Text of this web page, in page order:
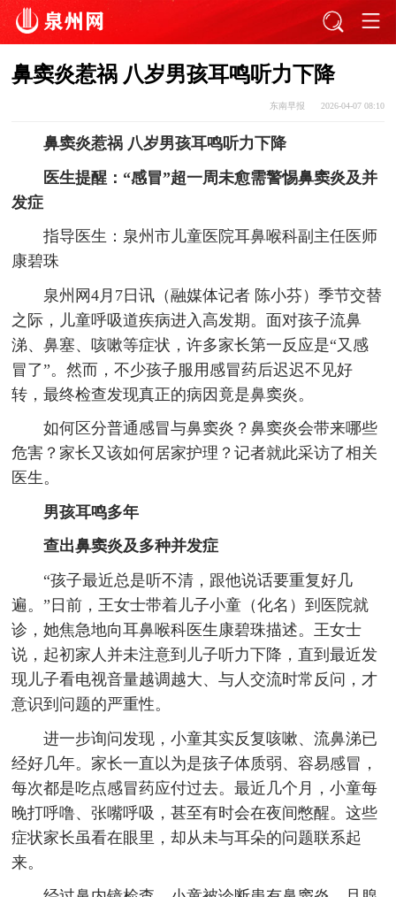
鼻窦炎惹祸 八岁男孩耳鸣听力下降
东南早报 2026-04-07 08:10
鼻窦炎惹祸 八岁男孩耳鸣听力下降
医生提醒：“感冒”超一周未愈需警惕鼻窦炎及并
发症
指导医生：泉州市儿童医院耳鼻喉科副主任医师
康碧珠
泉州网4月7日讯（融媒体记者 陈小芬）季节交替
之际，儿童呼吸道疾病进入高发期。面对孩子流鼻
涕、鼻塞、咳嗽等症状，许多家长第一反应是“又感
冒了”。然而，不少孩子服用感冒药后迟迟不见好
转，最终检查发现真正的病因竟是鼻窦炎。
如何区分普通感冒与鼻窦炎？鼻窦炎会带来哪些
危害？家长又该如何居家护理？记者就此采访了相关
医生。
男孩耳鸣多年
查出鼻窦炎及多种并发症
“孩子最近总是听不清，跟他说话要重复好几
遍。”日前，王女士带着儿子小童（化名）到医院就
诊，她焦急地向耳鼻喉科医生康碧珠描述。王女士
说，起初家人并未注意到儿子听力下降，直到最近发
现儿子看电视音量越调越大、与人交流时常反问，才
意识到问题的严重性。
进一步询问发现，小童其实反复咳嗽、流鼻涕已
经好几年。家长一直以为是孩子体质弱、容易感冒，
每次都是吃点感冒药应付过去。最近几个月，小童每
晚打呼噜、张嘴呼吸，甚至有时会在夜间憋醒。这些
症状家长虽看在眼里，却从未与耳朵的问题联系起
来。